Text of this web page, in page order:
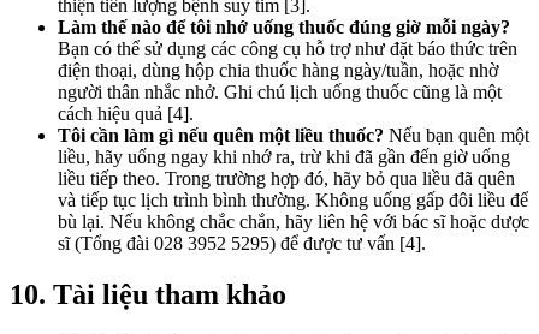
thiện tiên lượng bệnh suy tim [3].
Làm thế nào để tôi nhớ uống thuốc đúng giờ mỗi ngày?
Bạn có thể sử dụng các công cụ hỗ trợ như đặt báo thức trên
điện thoại, dùng hộp chia thuốc hàng ngày/tuần, hoặc nhờ
người thân nhắc nhở. Ghi chú lịch uống thuốc cũng là một
cách hiệu quả [4].
Tôi cần làm gì nếu quên một liều thuốc? Nếu bạn quên một
liều, hãy uống ngay khi nhớ ra, trừ khi đã gần đến giờ uống
liều tiếp theo. Trong trường hợp đó, hãy bỏ qua liều đã quên
và tiếp tục lịch trình bình thường. Không uống gấp đôi liều để
bù lại. Nếu không chắc chắn, hãy liên hệ với bác sĩ hoặc dược
sĩ (Tổng đài 028 3952 5295) để được tư vấn [4].
10. Tài liệu tham khảo